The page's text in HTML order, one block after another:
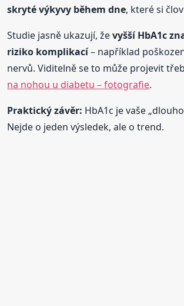
skryté výkyvy během dne, které si
Studie jasně ukazují, ževyšší HbA1c
riziko komplikací– například
nervů. Viditelně se to může projevit
na nohou u diabetu – fotografie.
Praktický závěr: HbA1c je vaše
Nejde o jeden výsledek, ale o trend.